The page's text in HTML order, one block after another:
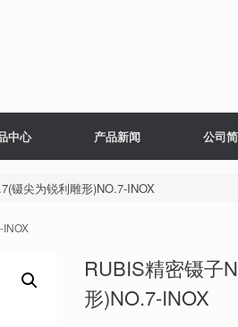
中心 产品新闻 公司
镊尖为锐利雕形)NO.7-INOX
RUBIS精密镊子
形)NO.7-INOX